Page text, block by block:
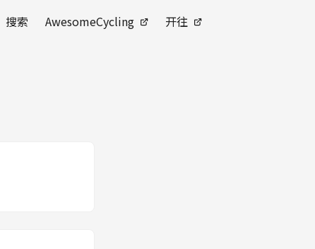
搜索 AwesomeCycling 开往